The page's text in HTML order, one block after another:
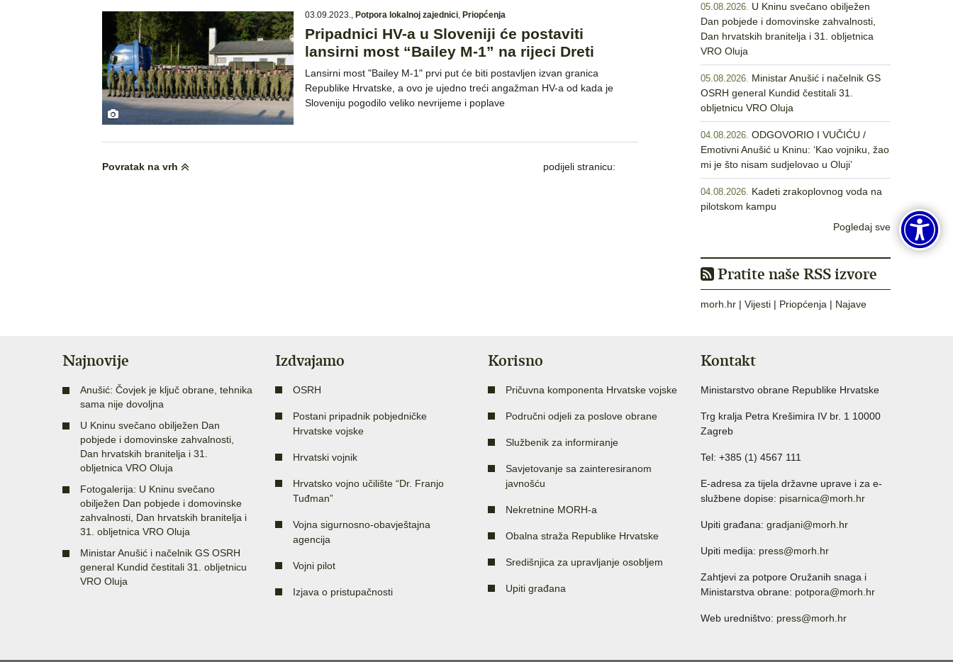
03.09.2023., Potpora lokalnoj zajednici, Priopćenja
Pripadnici HV-a u Sloveniji će postaviti
lansirni most “Bailey M-1” na rijeci Dreti
Lansirni most "Bailey M-1" prvi put će biti postavljen izvan granica
Republike Hrvatske, a ovo je ujedno treći angažman HV-a od kada je
Sloveniju pogodilo veliko nevrijeme i poplave
Povratak na vrh podijeli stranicu:
05.08.2026. U Kninu svečano obilježen
Dan pobjede i domovinske zahvalnosti,
Dan hrvatskih branitelja i 31. obljetnica
VRO Oluja
05.08.2026. Ministar Anušić i načelnik GS
OSRH general Kundid čestitali 31.
obljetnicu VRO Oluja
04.08.2026. ODGOVORIO I VUČIĆU /
Emotivni Anušić u Kninu: ‘Kao vojniku, žao
mi je što nisam sudjelovao u Oluji’
04.08.2026. Kadeti zrakoplovnog voda na
pilotskom kampu
Pogledaj sve
Pratite naše RSS izvore
morh.hr | Vijesti | Priopćenja | Najave
Najnovije
Anušić: Čovjek je ključ obrane, tehnika
sama nije dovoljna
U Kninu svečano obilježen Dan
pobjede i domovinske zahvalnosti,
Dan hrvatskih branitelja i 31.
obljetnica VRO Oluja
Fotogalerija: U Kninu svečano
obilježen Dan pobjede i domovinske
zahvalnosti, Dan hrvatskih branitelja i
31. obljetnica VRO Oluja
Ministar Anušić i načelnik GS OSRH
general Kundid čestitali 31. obljetnicu
VRO Oluja
Izdvajamo
OSRH
Postani pripadnik pobjedničke
Hrvatske vojske
Hrvatski vojnik
Hrvatsko vojno učilište “Dr. Franjo
Tuđman”
Vojna sigurnosno-obavještajna
agencija
Vojni pilot
Izjava o pristupačnosti
Korisno
Pričuvna komponenta Hrvatske vojske
Područni odjeli za poslove obrane
Službenik za informiranje
Savjetovanje sa zainteresiranom
javnošću
Nekretnine MORH-a
Obalna straža Republike Hrvatske
Središnjica za upravljanje osobljem
Upiti građana
Kontakt
Ministarstvo obrane Republike Hrvatske
Trg kralja Petra Krešimira IV br. 1 10000
Zagreb
Tel: +385 (1) 4567 111
E-adresa za tijela državne uprave i za e-
službene dopise: pisarnica@morh.hr
Upiti građana: gradjani@morh.hr
Upiti medija: press@morh.hr
Zahtjevi za potpore Oružanih snaga i
Ministarstva obrane: potpora@morh.hr
Web uredništvo: press@morh.hr